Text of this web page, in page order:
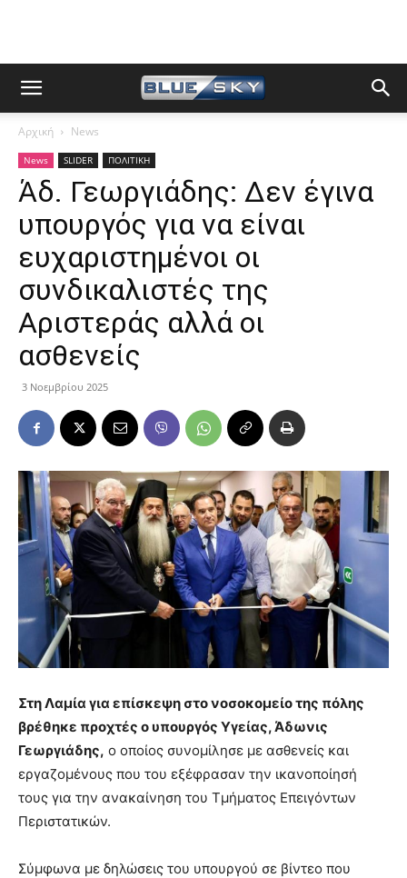
Αρχική News
News SLIDER ΠΟΛΙΤΙΚΗ
Άδ. Γεωργιάδης: Δεν έγινα
υπουργός για να είναι
ευχαριστημένοι οι
συνδικαλιστές της
Αριστεράς αλλά οι
ασθενείς
3 Νοεμβρίου 2025
Στη Λαμία για επίσκεψη στο νοσοκομείο της πόλης
βρέθηκε προχτές ο υπουργός Υγείας, Άδωνις
Γεωργιάδης, ο οποίος συνομίλησε με ασθενείς και
εργαζομένους που του εξέφρασαν την ικανοποίησή
τους για την ανακαίνηση του Τμήματος Επειγόντων
Περιστατικών.
Σύμφωνα με δηλώσεις του υπουργού σε βίντεο που